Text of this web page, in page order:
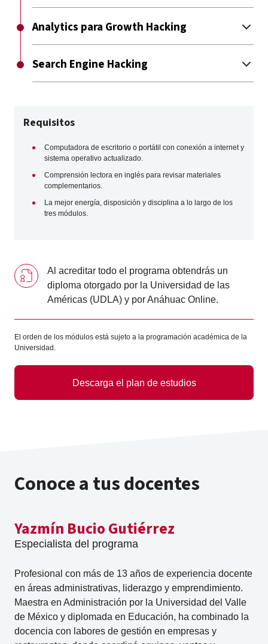
Analytics para Growth Hacking
Search Engine Hacking
Requisitos
Computadora de escritorio o portátil con conexión a internet y
sistema operativo actualizado.
Comprensión lectora en inglés para revisar materiales
complementarios.
La mejor energía, disposición y disciplina a lo largo de los
tres módulos.
Al acreditar todo el programa obtendrás un
diploma otorgado por la Universidad de las
Américas (UDLA) y por Anáhuac Online.
El orden de los módulos está sujeto a la programación académica de la
Universidad.
Descarga el plan de estudios
Conoce a tus docentes
Yazmín Bucio Gutiérrez
Especialista del programa
Profesional con más de 13 años de experiencia docente
en áreas administrativas, liderazgo y emprendimiento.
Maestra en Administración por la Universidad del Valle
de México y diplomada en Educación, ha combinado la
docencia con labores de gestión en empresas y